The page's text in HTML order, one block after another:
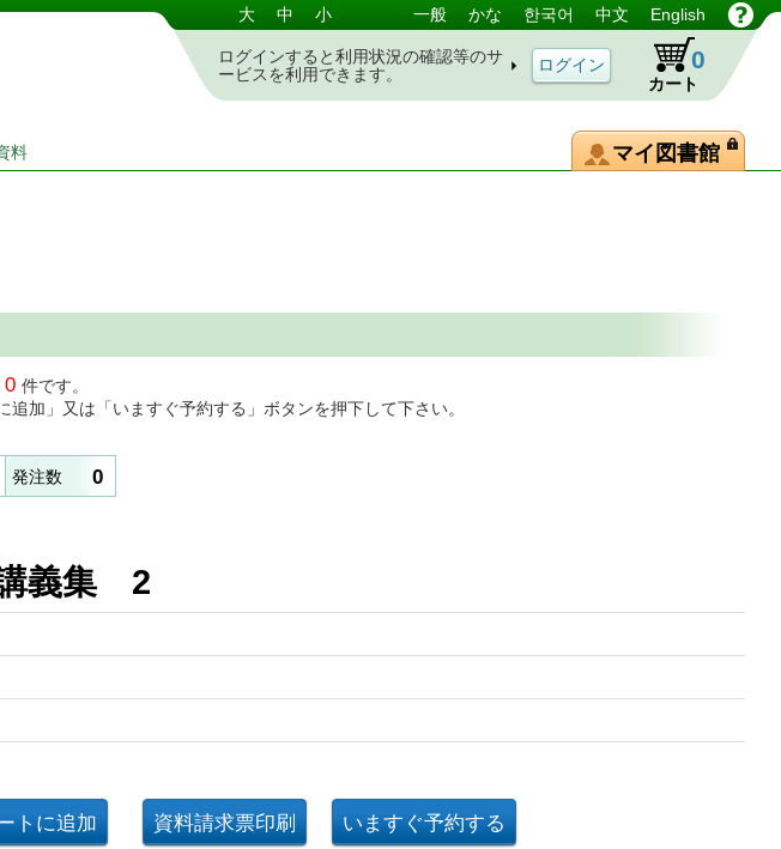
大 中 小 一般 かな 한국어 中文 English
ログインすると利用状況の確認等のサ
ービスを利用できます。
カート
0
料 マイ図書館
0 件です。
加」又は「いますぐ予約する」ボタンを押下して下さい。
発注数 0
義集 2